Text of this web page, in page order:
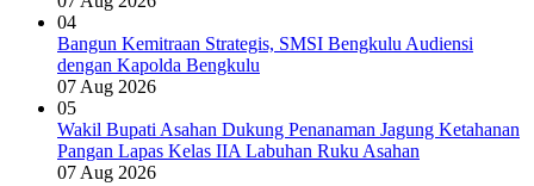
04
Bangun Kemitraan Strategis, SMSI Bengkulu Audiensi
dengan Kapolda Bengkulu
07 Aug 2026
05
Wakil Bupati Asahan Dukung Penanaman Jagung Ketahanan
Pangan Lapas Kelas IIA Labuhan Ruku Asahan
07 Aug 2026